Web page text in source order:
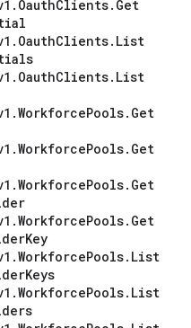
. OauthClients. Get
. OauthClients. List
. OauthClients. List
.WorkforcePools. Get
.WorkforcePools. Get
.WorkforcePools. Get
.WorkforcePools. Get
Key
.WorkforcePools. List
Keys
.WorkforcePools. List